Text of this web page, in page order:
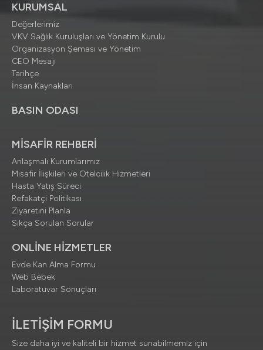
KURUMSAL
Değerlerimiz
VKV Sağlık Kuruluşları ve Yönetim Kurulu
Organizasyon Şeması ve Yönetim
CEO Mesajı
Tarihçe
İnsan Kaynakları
BASIN ODASI
MİSAFİR REHBERİ
Anlaşmalı Kurumlarımız
Misafir İlişkileri ve Otelcilik Hizmetleri
Hasta Yatış Süreci
Refakatçi Politikası
Ziyaretini Planla
Sıkça Sorulan Sorular
ONLİNE HİZMETLER
Evde Kan Alma Formu
Web Bebek
Laboratuvar Sonuçları
İLETİŞİM FORMU
Size daha iyi ve kaliteli bir hizmet sunabilmemiz için